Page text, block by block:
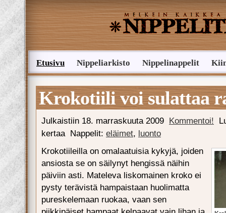
Etusivu Nippeliarkisto Nippelinappelit
Lähetä nippelivinkki
Krokotiili voi sulattaa
Julkaistiin 18. marraskuuta 2009 Kommentoi!
kertaa Nappelit: eläimet, luonto
Krokotiileilla on omalaatuisia kykyjä, joiden
ansiosta se on säilynyt hengissä näihin
päiviin asti. Mateleva liskomainen kroko ei
pysty terävistä hampaistaan huolimatta
pureskelemaan ruokaa, vaan sen